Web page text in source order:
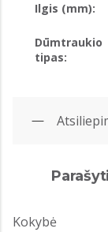
Ilgis (mm):
Dūmtraukio
tipas:
Kokybė